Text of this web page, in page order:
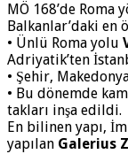
MÖ 168’de
Balkanlar’daki
• Ünlü Roma yolu
Adriyatik’ten
• Şehir,
• Bu dönemde
takları inşa edildi.
En bilinen yapı,
yapılan Galerius